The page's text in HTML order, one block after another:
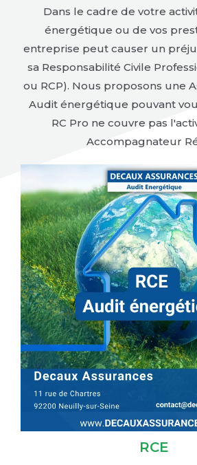
Dans le cadre de votre
énergétique ou de vos
entreprise peut causer un
sa Responsabilité Civile
ou RCP). Nous proposons une
Audit énergétique pouvant
RC Pro ne couvre pas
Accompagnateur
RCE